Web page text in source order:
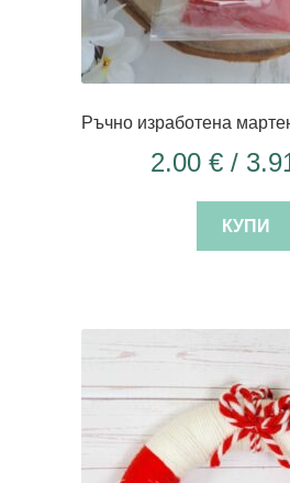
Ръчно изработена
2.00 € /
КУПИ